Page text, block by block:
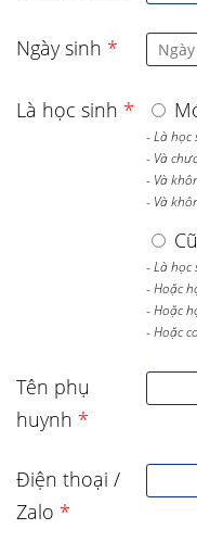
Ngày sinh *
Là học sinh *
- Là học
- Và
- Và
- Và
Cũ
- Là học
- Hoặc
- Hoặc
- Hoặc
Tên phụ
huynh *
Điện thoại /
Zalo *